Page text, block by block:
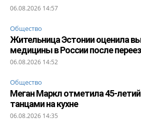
06.08.2026 14:57
Общество
Жительница Эстонии оценила
медицины в России после
06.08.2026 14:52
Общество
Меган Маркл отметила 45-
танцами на кухне
06.08.2026 14:35